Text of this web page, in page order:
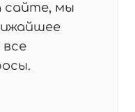
сайте, мы